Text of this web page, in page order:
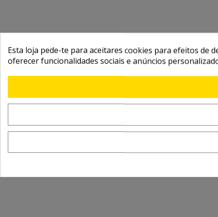
Esta loja pede-te para aceitares cookies para efeitos de
oferecer funcionalidades sociais e anúncios